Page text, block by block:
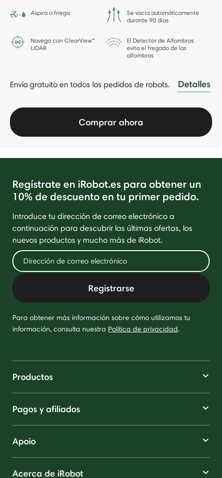
Aspira o friega
Se vacía automáticamente
durante 90 días
Navega con ClearView™
LiDAR
El Detector de Alfombras
evita el fregado de las
alfombras
Envío gratuito en todos los pedidos de robots. Detalles
Comprar ahora
Regístrate en iRobot.es para obtener un
10% de descuento en tu primer pedido.
Introduce tu dirección de correo electrónico a
continuación para descubrir las últimas ofertas, los
nuevos productos y mucho más de iRobot.
Registrarse
Para obtener más información sobre cómo utilizamos tu
información, consulta nuestra Política de privacidad.
Productos
Pagos y afiliados
Apoio
Acerca de iRobot